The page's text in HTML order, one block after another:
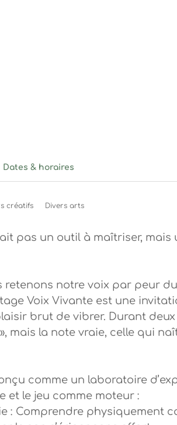
Dates & horaires
créatifs Divers arts
pas un outil à maîtriser, mais
retenons notre voix par peur
Voix Vivante est une
brut de vibrer. Durant
mais la note vraie, celle qui
comme un laboratoire
et le jeu comme moteur :
: Comprendre physiquement